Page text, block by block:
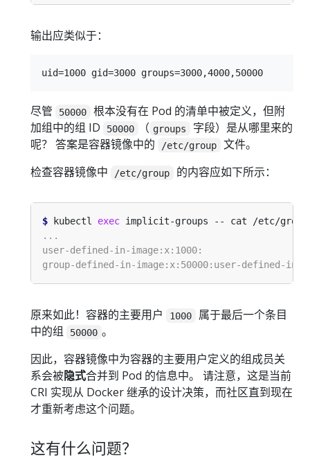
输出应类似于：
尽管 50000
根本没有在 Pod 的清单中被定义，但附
加组中的组 ID
50000 （ groups
字段）是从哪里来的
呢？ 答案是容器镜像中的
/etc/group
文件。
检查容器镜像中
/etc/group 的内容应如下所示：
$ kubectl exec
原来如此！容器的主要用户 1000
属于最后一个条目
中的组
50000 。
因此，容器镜像中为容器的主要用户定义的组成员关
系会被隐式合并到 Pod 的信息中。 请注意，这是当前
CRI 实现从 Docker 继承的设计决策，而社区直到现在
才重新考虑这个问题。
这有什么问题？